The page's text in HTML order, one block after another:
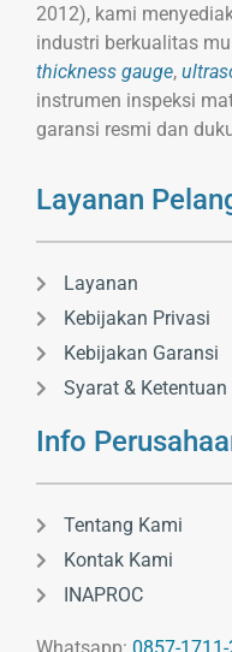
2012), kami
industri berkualitas
thickness gauge,
instrumen inspeksi
garansi resmi dan
Layanan
Layanan
Kebijakan Privasi
Kebijakan Garansi
Syarat & Ketentuan
Info
Tentang Kami
Kontak Kami
INAPROC